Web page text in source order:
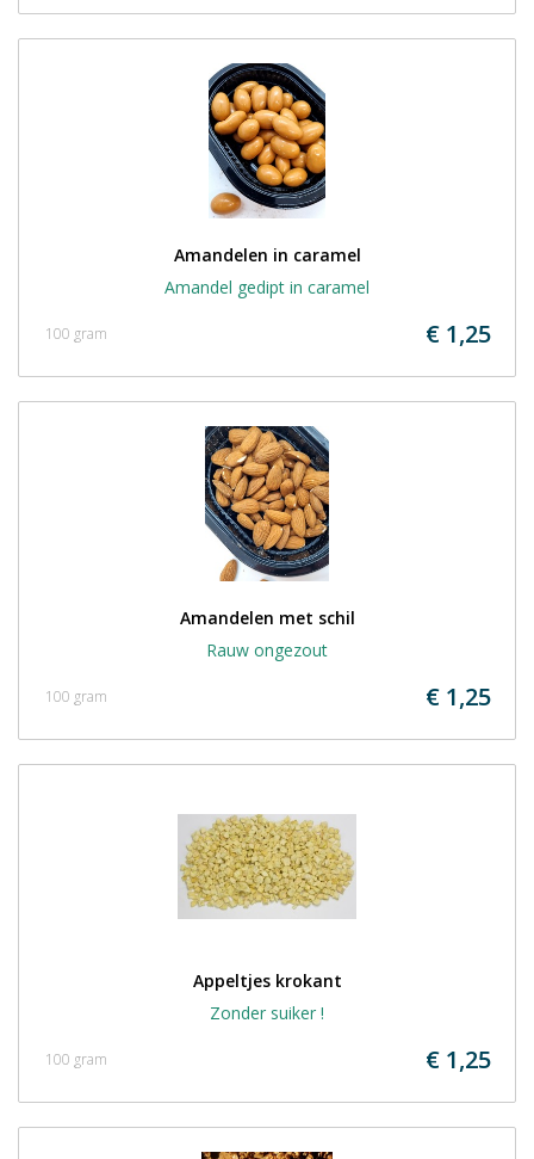
Amandelen in caramel
Amandel gedipt in caramel
€ 1,25
100 gram
Amandelen met schil
Rauw ongezout
€ 1,25
100 gram
Appeltjes krokant
Zonder suiker !
€ 1,25
100 gram